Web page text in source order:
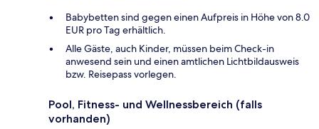
Babybetten sind gegen einen Aufpreis in Höhe von 8.0
EUR pro Tag erhältlich.
Alle Gäste, auch Kinder, müssen beim Check-in
anwesend sein und einen amtlichen Lichtbildausweis
bzw. Reisepass vorlegen.
Pool, Fitness- und Wellnessbereich (falls
vorhanden)